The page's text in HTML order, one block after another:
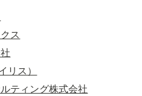
ス
リス）
ティング株式会社